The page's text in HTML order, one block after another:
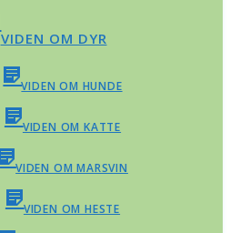
VIDEN OM DYR
VIDEN OM HUNDE
VIDEN OM KATTE
VIDEN OM MARSVIN
VIDEN OM HESTE